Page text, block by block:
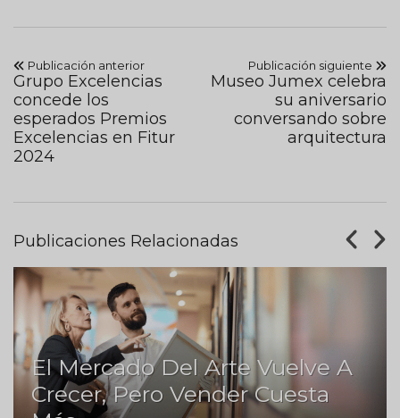
Publicación anterior
Grupo Excelencias
concede los
esperados Premios
Excelencias en Fitur
2024
Publicación siguiente
Museo Jumex celebra
su aniversario
conversando sobre
arquitectura
Publicaciones Relacionadas
El Mercado Del Arte Vuelve A
Crecer, Pero Vender Cuesta